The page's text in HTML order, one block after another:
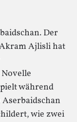
Der
Ajlisli hat
während
wie zwei